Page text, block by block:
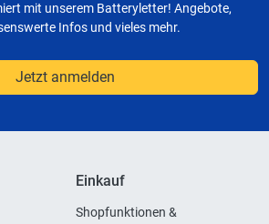
mit unserem Batteryletter! Angebote,
Infos und vieles mehr.
Jetzt anmelden
Einkauf
Shopfunktionen &